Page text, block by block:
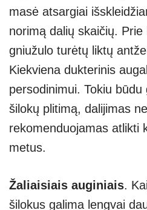
masė atsargiai
norimą dalių skaičių. Prie
gniužulo turėtų liktų
Kiekviena dukterinis
persodinimui. Tokiu
šilokų plitimą, dalijimas
rekomenduojamas atlikti
metus.
Žaliaisiais auginiais.
šilokus galima lengvai